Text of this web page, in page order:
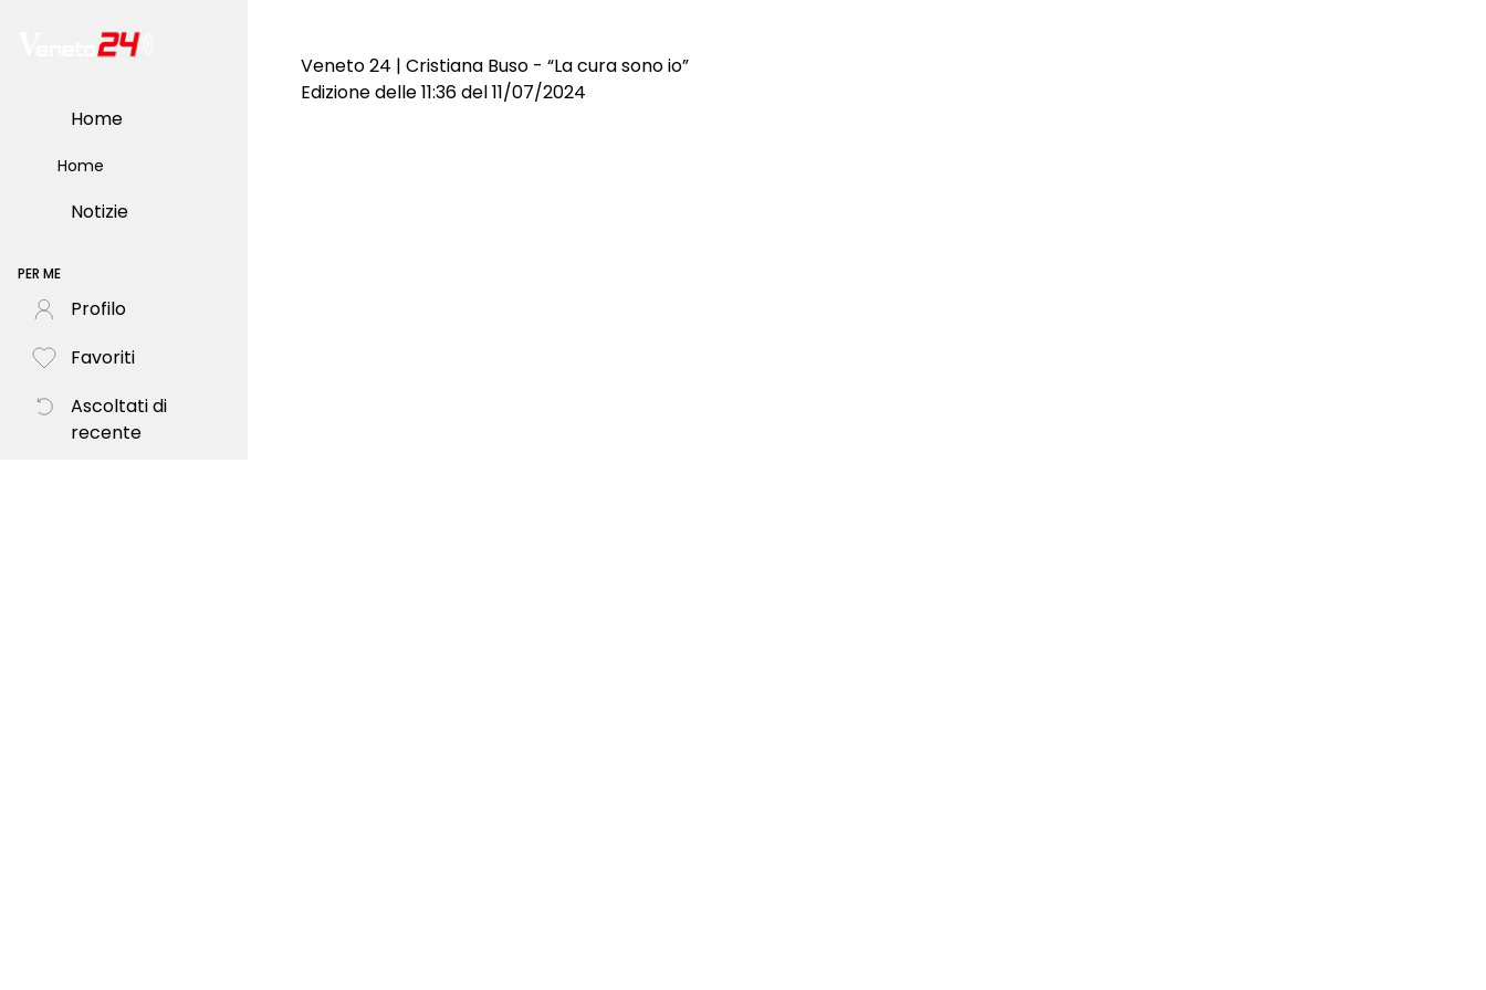
Home
Home
Notizie
PER ME
Profilo
Favoriti
Ascoltati di
recente
Veneto 24 | Cristiana Buso - “La cura sono io”
Edizione delle 11:36 del 11/07/2024